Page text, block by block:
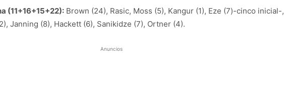
(11+16+15+22): Brown (24), Rasic, Moss (5), Kangur (1), Eze (7)-cinco inicial-,
Janning (8), Hackett (6), Sanikidze (7), Ortner (4).
Anuncios